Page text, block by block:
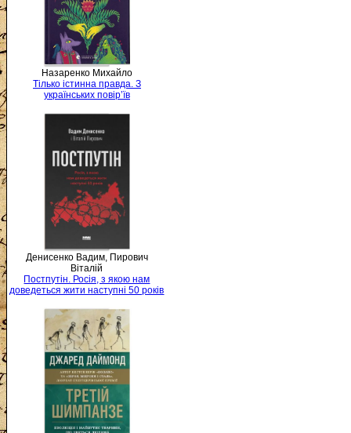
Назаренко Михайло
Тілько істинна правда. З
українських повір’їв
Денисенко Вадим, Пирович
Віталій
Постпутін. Росія, з якою нам
доведеться жити наступні 50 років